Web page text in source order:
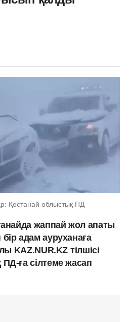
Қостанай облыстық ПД
жаппай жол апаты
адам ауруханаға
KAZ.NUR.KZ тілшісі
ға сілтеме жасап